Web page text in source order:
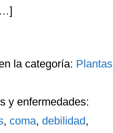
la categoría: Plantas
y enfermedades:
, coma, debilidad,